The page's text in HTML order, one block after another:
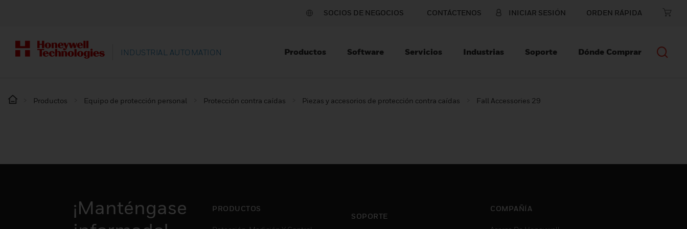
SOCIOS DE NEGOCIOS CONTÁCTENOS INICIAR SESIÓN ORDEN RÁPIDA
INDUSTRIAL AUTOMATION Productos Software Servicios Industrias Soporte Dónde Comprar
Productos Equipo de protección personal Protección contra caídas Piezas y accesorios de protección contra caídas Fall Accessories 29
¡Manténgase
PRODUCTOS
SOPORTE
COMPAÑÍA